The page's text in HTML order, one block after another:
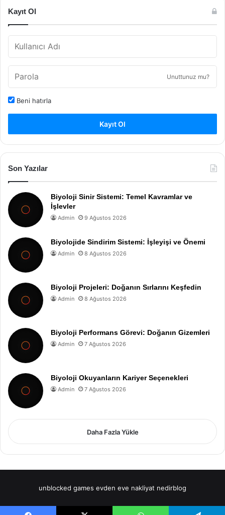
Kayıt Ol
Unuttunuz mu?
Beni hatırla
Kayıt Ol
Son Yazılar
Biyoloji Sinir Sistemi: Temel Kavramlar ve
İşlevler
Admin 9 Ağustos 2026
Biyolojide Sindirim Sistemi: İşleyişi ve Önemi
Admin 8 Ağustos 2026
Biyoloji Projeleri: Doğanın Sırlarını Keşfedin
Admin 8 Ağustos 2026
Biyoloji Performans Görevi: Doğanın Gizemleri
Admin 7 Ağustos 2026
Biyoloji Okuyanların Kariyer Seçenekleri
Admin 7 Ağustos 2026
Daha Fazla Yükle
unblocked games evden eve nakliyat nedirblog